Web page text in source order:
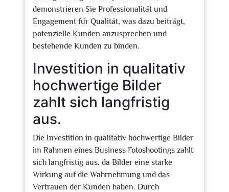
demonstrieren Sie Professionalität und
Engagement für Qualität, was dazu beiträgt,
potenzielle Kunden anzusprechen und
bestehende Kunden zu binden.
Investition in qualitativ
hochwertige Bilder
zahlt sich langfristig
aus.
Die Investition in qualitativ hochwertige Bilder
im Rahmen eines Business Fotoshootings zahlt
sich langfristig aus, da Bilder eine starke
Wirkung auf die Wahrnehmung und das
Vertrauen der Kunden haben. Durch